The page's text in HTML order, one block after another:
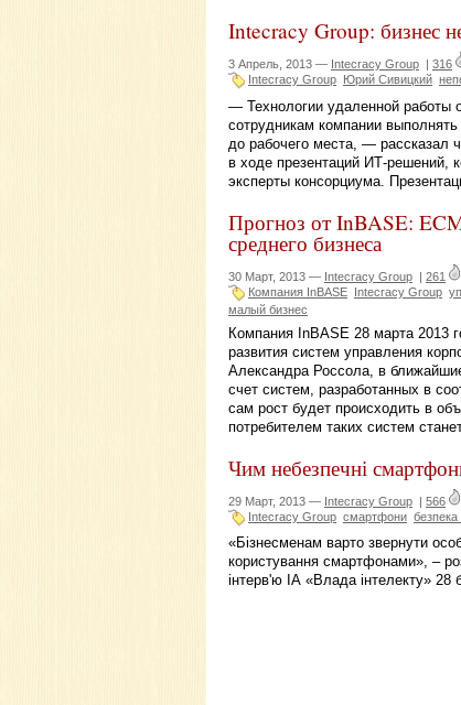
Intecracy Group: бизнес
3 Апрель, 2013 — Intecracy Group
316
Intecracy Group
Юрий Сивицкий
— Технологии удаленной работы
сотрудникам компании
до рабочего места, — рассказал
в ходе презентаций ИТ-решений,
эксперты консорциума.
Прогноз от InBASE:
среднего бизнеса
30 Март, 2013 — Intecracy Group | 261
Компания InBASE Intecracy Group
малый бизнес
Компания InBASE 28 марта 2013
развития систем управления
Александра Россола, в
счет систем, разработанных в
сам рост будет происходить в
потребителем таких систем
Чим небезпечні
29 Март, 2013 — Intecracy Group | 566
Intecracy Group смартфони безпека
«Бізнесменам варто звернути
користування смартфонами», –
інтерв'ю ІА «Влада інтелекту» 28